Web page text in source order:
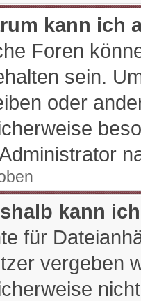
kann ich
Foren
sein.
oder
kann
für
vergeben